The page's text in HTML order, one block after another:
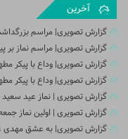
آخرین
گزارش تصویری| مراسم
گزارش تصویری| مراسم نماز بر
گزارش تصویری| وداع با پیکر
گزارش تصویری| وداع با پیکر
گزارش تصویری | نماز عید سعید
گزارش تصویری | اولین نماز
گزارش تصویری| به عشق مهدی